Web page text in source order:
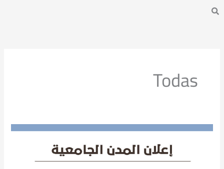
Search
Todas
Dormitorios